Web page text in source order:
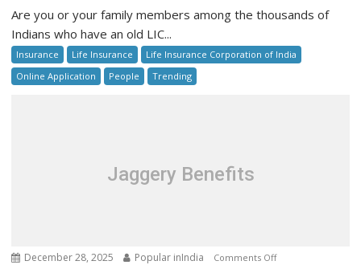
LIC
Policy
Are you or your family members among the thousands of
Indians who have an old LIC...
Insurance Life Insurance
Life Insurance Corporation of India
Online Application
People Trending
Jaggery Benefits
December 28, 2025 Popular inIndia Comments Offon